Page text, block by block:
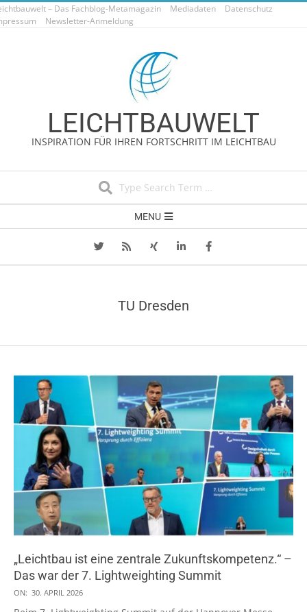
Skip
to
– Das Fachblog-Metamagazin Mediadaten
Datenschutz
Newsletter-Anmeldung
LEICHTBAUWELT
INSPIRATION FÜR IHREN FORTSCHRITT IM LEICHTBAU
Navigation
MENU
TU Dresden
„Leichtbau ist eine zentrale Zukunftskompetenz.“ –
Das war der 7. Lightweighting Summit
2026-
04-
ON: 30. APRIL 2026